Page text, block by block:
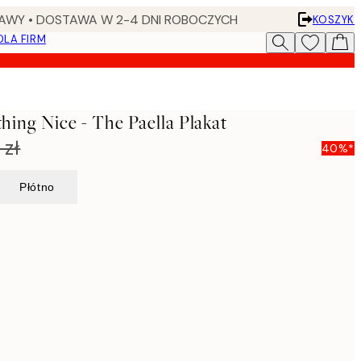
• DOSTAWA W 2-4 DNI ROBOCZYCH
KOSZYK
FIRM
Nice - The Paella Plakat
40%*
Płótno